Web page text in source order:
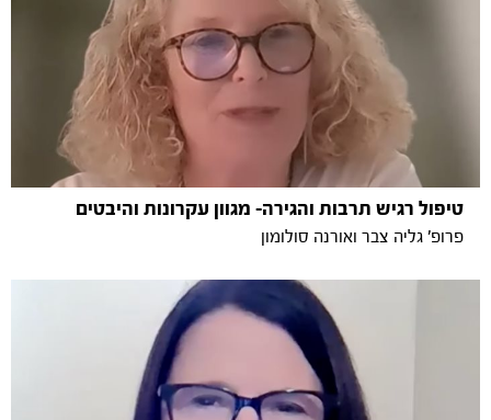
טיפול רגיש תרבות והגירה- מגוון עקרונות והיבטים
פרופ' גליה צבר ואורנה סולומון